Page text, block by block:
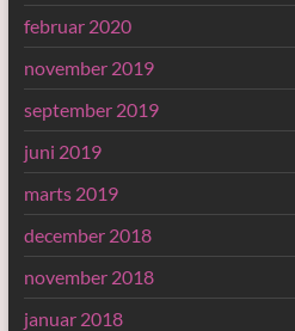
februar 2020
november 2019
september 2019
juni 2019
marts 2019
december 2018
november 2018
januar 2018